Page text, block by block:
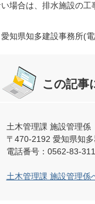
場合は、排水施設の
知県知多建設事務所(
この記事
土木管理課 施設管理係
〒470-2192 愛知県知
電話番号：0562-83-
土木管理課 施設管理係